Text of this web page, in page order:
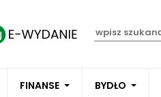
FINANSE BYDŁO